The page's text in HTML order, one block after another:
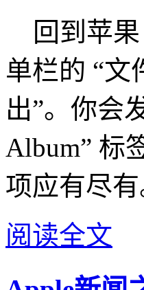
回到苹果
单栏的 “文
出”。你会
Album” 标
项应有尽有
阅读全文